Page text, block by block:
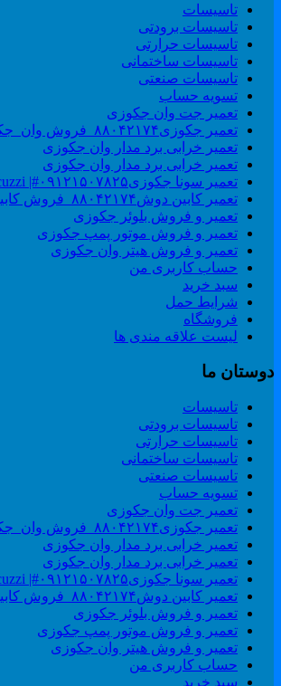
تاسیسات
تاسیسات برودتی
تاسیسات حرارتی
تاسیسات ساختمانی
تاسیسات صنعتی
تسویه حساب
تعمیر جت وان جکوزی
تعمیر جکوزی۸۸۰۴۲۱۷۴_فروش وان_جکوزی
تعمیر خرابی برد مدار وان جکوزی
تعمیر خرابی برد مدار وان جکوزی
تعمیر سونا جکوزی۰۹۱۲۱۵۰۷۸۲۵#| Sauna | Jacuzzi
تعمیر کابین دوش۸۸۰۴۲۱۷۴_فروش کابین دوش
تعمیر و فروش بلوئر جکوزی
تعمیر و فروش موتور پمپ جکوزی
تعمیر و فروش هیتر وان جکوزی
حساب کاربری من
سبد خرید
شرایط حمل
فروشگاه
لیست علاقه مندی ها
ما
تاسیسات
تاسیسات برودتی
تاسیسات حرارتی
تاسیسات ساختمانی
تاسیسات صنعتی
تسویه حساب
تعمیر جت وان جکوزی
تعمیر جکوزی۸۸۰۴۲۱۷۴_فروش وان_جکوزی
تعمیر خرابی برد مدار وان جکوزی
تعمیر خرابی برد مدار وان جکوزی
تعمیر سونا جکوزی۰۹۱۲۱۵۰۷۸۲۵#| Sauna | Jacuzzi
تعمیر کابین دوش۸۸۰۴۲۱۷۴_فروش کابین دوش
تعمیر و فروش بلوئر جکوزی
تعمیر و فروش موتور پمپ جکوزی
تعمیر و فروش هیتر وان جکوزی
حساب کاربری من
سبد خرید